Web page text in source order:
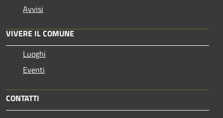
Avvisi
VIVERE IL COMUNE
Luoghi
Eventi
CONTATTI